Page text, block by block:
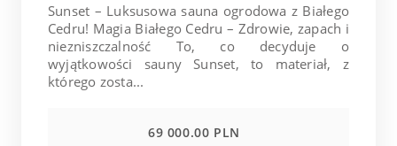
Sunset – Luksusowa sauna ogrodowa z Białego
Cedru! Magia Białego Cedru – Zdrowie, zapach i
niezniszczalność To, co decyduje o
wyjątkowości sauny Sunset, to materiał, z
którego zosta...
69 000.00 PLN